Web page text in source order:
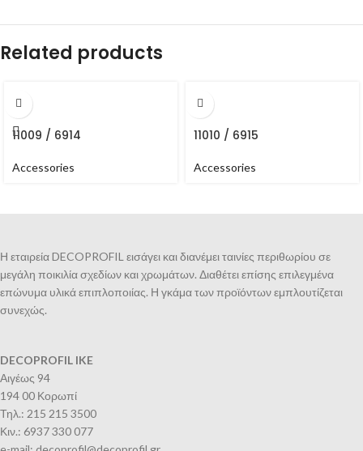
Related products
11009 / 6914
Accessories
11010 / 6915
Accessories
Η εταιρεία DECOPROFIL εισάγει και διανέμει ταινίες περιθωρίου σε
μεγάλη ποικιλία σχεδίων και χρωμάτων. Διαθέτει επίσης επιλεγμένα
επώνυμα υλικά επιπλοποιίας. Η γκάμα των προϊόντων εμπλουτίζεται
συνεχώς.
DECOPROFIL IKE
Αιγέως 94
194 00 Κορωπί
Τηλ.: 215 215 3500
Κιν.: 6937 330 077